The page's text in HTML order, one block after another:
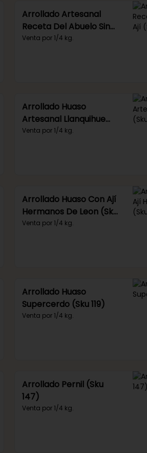
Arrollado Artesanal
Receta Del Abuelo Sin
Ají (Sku 196)
Venta por 1/4 kg.
Arrollado Huaso
Artesanal Llanquihue
(Sku 286)
Venta por 1/4 kg.
Arrollado Huaso Con Ají
Hermanos De Leon (Sku
292)
Venta por 1/4 kg.
Arrollado Huaso
Supercerdo (Sku 119)
Venta por 1/4 kg.
Arrollado Pernil (Sku
147)
Venta por 1/4 kg.